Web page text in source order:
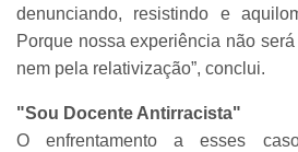
denunciando, resistindo e
Porque nossa experiência não
nem pela relativização”, conclui.
"Sou Docente Antirracista"
O enfrentamento a esses